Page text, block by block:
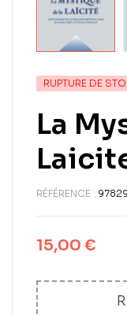
RUPTURE DE
La
RÉFÉRENCE :
15,00 €